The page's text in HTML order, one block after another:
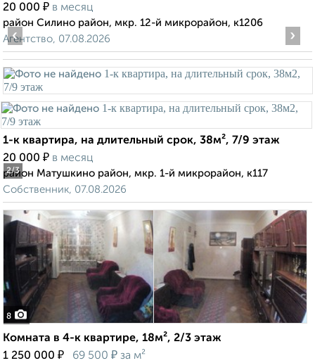
20 000 ₽ в месяц
район Силино район, мкр. 12-й микрорайон, к1206
Агентство, 07.08.2026
2/3
‹ ›
1-к квартира, на длительный срок, 38м², 7/9 этаж
20 000 ₽ в месяц
район Матушкино район, мкр. 1-й микрорайон, к117
Собственник, 07.08.2026
8
Комната в 4-к квартире, 18м², 2/3 этаж
1 250 000 ₽ 69 500 ₽ за м²